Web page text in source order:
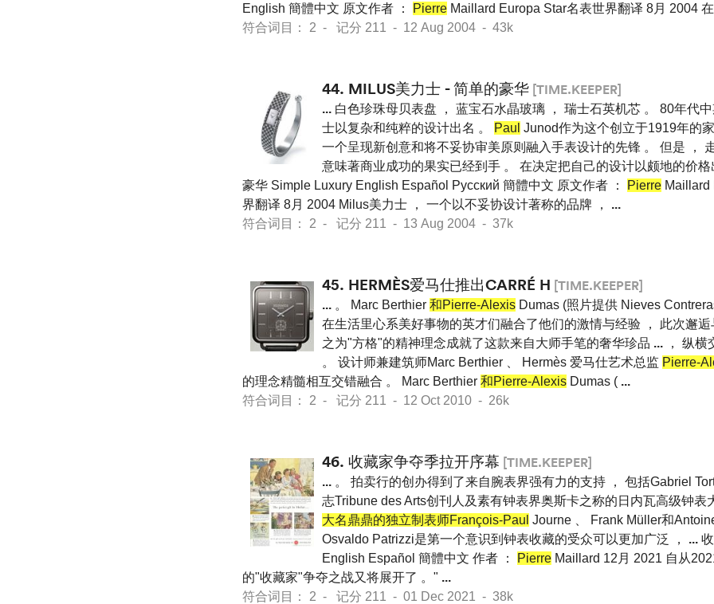
English 簡體中文 原文作者 ：
Pierre Maillard Europa Star名表世界翻译 8月 2004
符合词目： 2 - 记分 211 - 12 Aug 2004 - 43k
44. MILUS美力士 - 简单的豪华 [TIME.KEEPER]
... 白色珍珠母贝表盘 ， 蓝宝石水晶玻璃 ， 瑞士石英机芯 。 80年代
士以复杂和纯粹的设计出名 。
Paul Junod作为这个创立于1919年的
一个呈现新创意和将不妥协审美原则融入手表设计的先锋 。 但是 ，
意味著商业成功的果实已经到手 。 在决定把自己的设计以颇地的价
豪华 Simple Luxury English Español Pусский 簡體中文 原文作者 ：
Pierre Maillard
界翻译 8月 2004 Milus美力士 ， 一个以不妥协设计著称的品牌 ， ...
符合词目： 2 - 记分 211 - 13 Aug 2004 - 37k
45. HERMÈS爱马仕推出CARRÉ H [TIME.KEEPER]
... 。 Marc Berthier 和Pierre-Alexis Dumas (照片提供 Nieves
在生活里心系美好事物的英才们融合了他们的激情与经验 ， 此次邂
之为"方格"的精神理念成就了这款来自大师手笔的奢华珍品 ... ， 纵横
。 设计师兼建筑师Marc Berthier 、 Hermès 爱马仕艺术总监 Pierre-
的理念精髓相互交错融合 。 Marc Berthier 和Pierre-Alexis Dumas ( ...
符合词目： 2 - 记分 211 - 12 Oct 2010 - 26k
46. 收藏家争夺季拉开序幕 [TIME.KEEPER]
... 。 拍卖行的创办得到了来自腕表界强有力的支持 ， 包括Gabriel
志Tribune des Arts创刊人及素有钟表界奥斯卡之称的日内瓦高级钟表
大名鼎鼎的独立制表师François-Paul Journe 、 Frank Müller和
Osvaldo Patrizzi是第一个意识到钟表收藏的受众可以更加广泛 ， ...
English Español 簡體中文 作者 ：
Pierre Maillard 12月 2021 自从
的"收藏家"争夺之战又将展开了 。" ...
符合词目： 2 - 记分 211 - 01 Dec 2021 - 38k